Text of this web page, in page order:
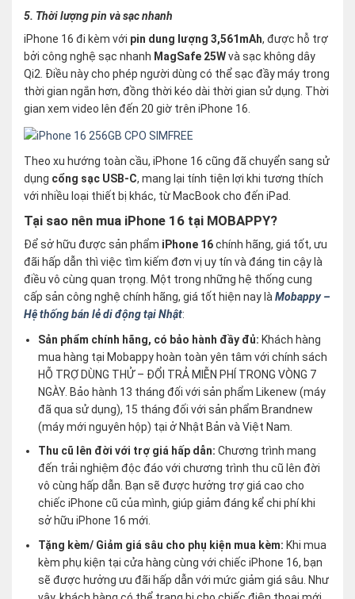
5. Thời lượng pin và sạc nhanh
iPhone 16 đi kèm với pin dung lượng 3,561mAh, được hỗ trợ
bởi công nghệ sạc nhanh MagSafe 25Wvà sạc không dây
Qi2. Điều này cho phép người dùng có thể sạc đầy máy trong
thời gian ngắn hơn, đồng thời kéo dài thời gian sử dụng​. Thời
gian xem video lên đến 20 giờ trên iPhone 16.
Theo xu hướng toàn cầu, iPhone 16 cũng đã chuyển sang sử
dụng cổng sạc USB-C, mang lại tính tiện lợi khi tương thích
với nhiều loại thiết bị khác, từ MacBook cho đến iPad.
Tại sao nên mua iPhone 16 tại MOBAPPY?
Để sở hữu được sản phẩm iPhone 16chính hãng, giá tốt, ưu
đãi hấp dẫn thì việc tìm kiếm đơn vị uy tín và đáng tin cậy là
điều vô cùng quan trọng. Một trong những hệ thống cung
cấp sản công nghệ chính hãng, giá tốt hiện nay là Mobappy –
Hệ thống bán lẻ di động tại Nhật:
Sản phẩm chính hãng, có bảo hành đầy đủ: Khách hàng
mua hàng tại Mobappy hoàn toàn yên tâm với chính sách
HỖ TRỢ DÙNG THỬ – ĐỔI TRẢ MIỄN PHÍ TRONG VÒNG 7
NGÀY. Bảo hành 13 tháng đối với sản phẩm Likenew (máy
đã qua sử dụng), 15 tháng đối với sản phẩm Brandnew
(máy mới nguyên hộp) tại ở Nhật Bản và Việt Nam.
Thu cũ lên đời với trợ giá hấp dẫn:Chương trình mang
đến trải nghiệm độc đáo với chương trình thu cũ lên đời
vô cùng hấp dẫn. Bạn sẽ được hưởng trợ giá cao cho
chiếc iPhone cũ của mình, giúp giảm đáng kể chi phí khi
sở hữu iPhone 16 mới.
Tặng kèm/ Giảm giá sâu cho phụ kiện mua kèm: Khi mua
kèm phụ kiện tại cửa hàng cùng với chiếc iPhone 16, bạn
sẽ được hưởng ưu đãi hấp dẫn với mức giảm giá sâu. Như